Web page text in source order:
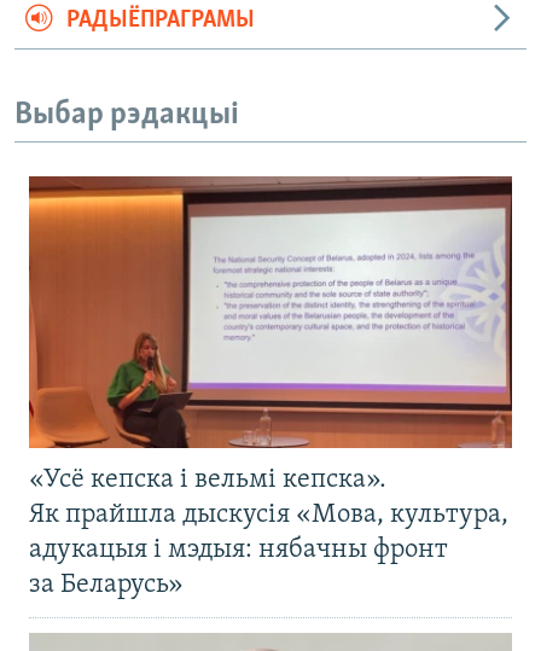
РАДЫЁПРАГРАМЫ
Выбар рэдакцыі
«Усё кепска і вельмі кепска».
Як прайшла дыскусія «Мова, культура,
адукацыя і мэдыя: нябачны фронт
за Беларусь»